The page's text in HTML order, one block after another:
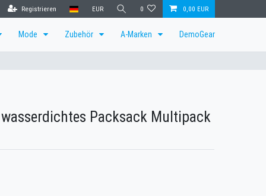
Registrieren EUR 0 0,00 EUR
Mode Zubehör A-Marken DemoGear
wasserdichtes Packsack Multipack